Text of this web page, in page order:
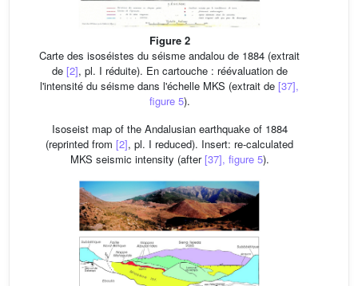
Figure 2
Carte des isoséistes du séisme andalou de 1884 (extrait
de [2], pl. I réduite). En cartouche : réévaluation de
l'intensité du séisme dans l'échelle MKS (extrait de [37],
figure 5).
Isoseist map of the Andalusian earthquake of 1884
(reprinted from [2], pl. I reduced). Insert: re-calculated
MKS seismic intensity (after[37], figure 5).